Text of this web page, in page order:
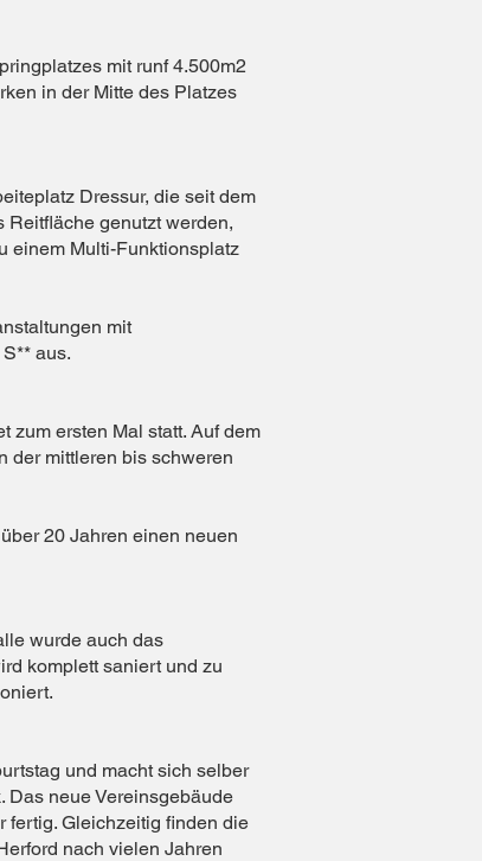
mit runf 4.500m2
in der Mitte des Platzes
Dressur, die seit dem
genutzt werden,
einem Multi-Funktionsplatz
mit
aus.
zum ersten Mal statt. Auf dem
der mittleren bis schweren
20 Jahren einen neuen
wurde auch das
komplett saniert und zu
und macht sich selber
Das neue Vereinsgebäude
fertig. Gleichzeitig finden die
nach vielen Jahren